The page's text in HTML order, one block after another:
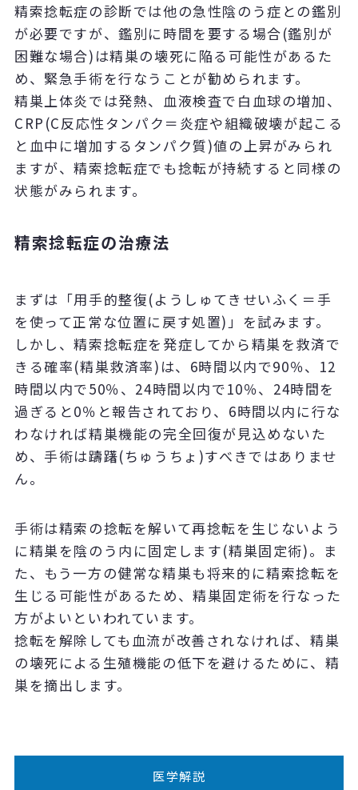
精索捻転症の診断では他の急性陰のう症との鑑別
が必要ですが、鑑別に時間を要する場合(鑑別が
困難な場合)は精巣の壊死に陥る可能性があるた
め、緊急手術を行なうことが勧められます。
精巣上体炎では発熱、血液検査で白血球の増加、
CRP(C反応性タンパク＝炎症や組織破壊が起こる
と血中に増加するタンパク質)値の上昇がみられ
ますが、精索捻転症でも捻転が持続すると同様の
状態がみられます。
精索捻転症の治療法
まずは「用手的整復(ようしゅてきせいふく＝手
を使って正常な位置に戻す処置)」を試みます。
しかし、精索捻転症を発症してから精巣を救済で
きる確率(精巣救済率)は、6時間以内で90％、12
時間以内で50％、24時間以内で10％、24時間を
過ぎると0％と報告されており、6時間以内に行な
わなければ精巣機能の完全回復が見込めないた
め、手術は躊躇(ちゅうちょ)すべきではありませ
ん。
手術は精索の捻転を解いて再捻転を生じないよう
に精巣を陰のう内に固定します(精巣固定術)。ま
た、もう一方の健常な精巣も将来的に精索捻転を
生じる可能性があるため、精巣固定術を行なった
方がよいといわれています。
捻転を解除しても血流が改善されなければ、精巣
の壊死による生殖機能の低下を避けるために、精
巣を摘出します。
医学解説